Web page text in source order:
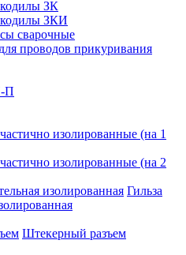
ЗК
ЗКИ
сварочные
проводов прикуривания
П
изолированные (на 1
изолированные (на 2
Гильза
Штекерный разъем